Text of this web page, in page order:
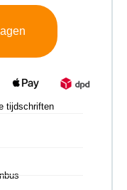
tijdschriften